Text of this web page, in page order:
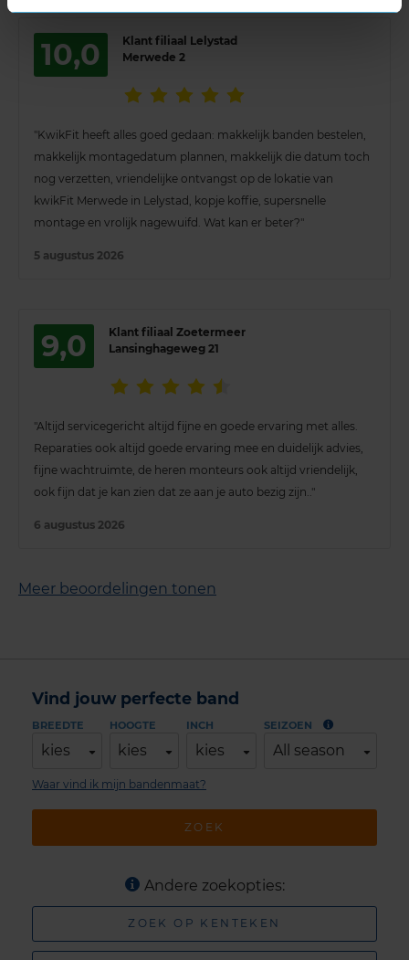
10,0
Klant filiaal Lelystad
Merwede 2
"KwikFit heeft alles goed gedaan: makkelijk banden bestelen,
makkelijk montagedatum plannen, makkelijk die datum toch
nog verzetten, vriendelijke ontvangst op de lokatie van
kwikFit Merwede in Lelystad, kopje koffie, supersnelle
montage en vrolijk nagewuifd. Wat kan er beter?"
5 augustus 2026
9,0
Klant filiaal Zoetermeer
Lansinghageweg 21
"Altijd servicegericht altijd fijne en goede ervaring met alles.
Reparaties ook altijd goede ervaring mee en duidelijk advies,
fijne wachtruimte, de heren monteurs ook altijd vriendelijk,
ook fijn dat je kan zien dat ze aan je auto bezig zijn.."
6 augustus 2026
Meer beoordelingen tonen
Vind jouw perfecte band
BREEDTE
kies
HOOGTE
kies
INCH
kies
SEIZOEN
All season
ZOEK
Waar vind ik mijn bandenmaat?
Andere zoekopties:
ZOEK OP KENTEKEN